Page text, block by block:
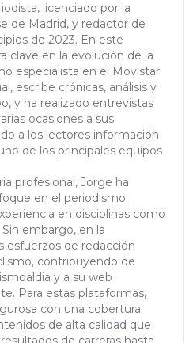
licenciado por la
de Madrid, y redactor de
de 2023. En este
clave en la evolución de la
especialista en el Movistar
escribe crónicas, análisis y
y ha realizado entrevistas
ocasiones a sus
a los lectores información
de los principales equipos
profesional, Jorge ha
en el periodismo
en disciplinas como
embargo, en la
esfuerzos de redacción
contribuyendo de
y a su web
Para estas plataformas,
con una cobertura
de alta calidad que